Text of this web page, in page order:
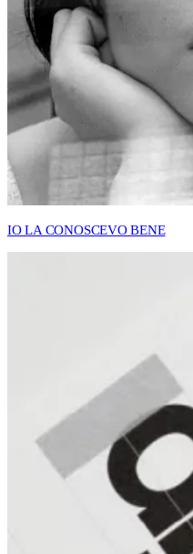
IO LA CONOSCEVO BENE